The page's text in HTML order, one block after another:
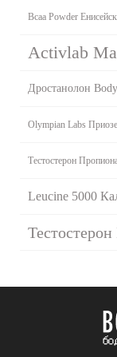
Bcaa Powder Енисейск
Activlab
Дростанолон
Olympian Labs
Тестостерон
Leucine 5000